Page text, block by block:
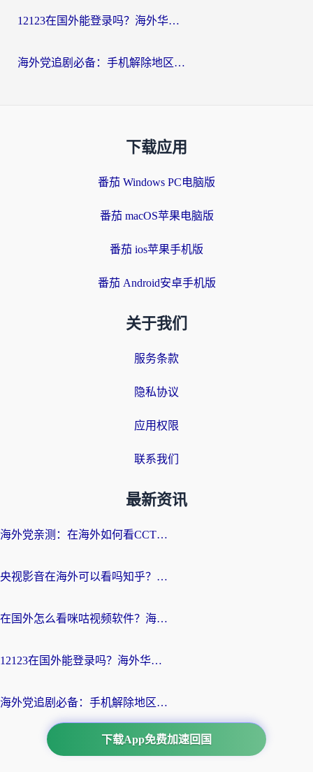
12123在国外能登录吗？海外华人必看的回国加速实用指南
海外党追剧必备：手机解除地区限制app怎么选？解决央视视频&国内剧地区限制全指南
下载应用
番茄 Windows PC电脑版
番茄 macOS苹果电脑版
番茄 ios苹果手机版
番茄 Android安卓手机版
关于我们
服务条款
隐私协议
应用权限
联系我们
最新资讯
海外党亲测：在海外如何看CCTV？告别“仅限大陆播放”的实用指南
央视影音在海外可以看吗知乎？留学生亲测：3步解决地域限制+追剧自由
在国外怎么看咪咕视频软件？海外党亲测有效的回国加速方案
12123在国外能登录吗？海外华人必看的回国加速实用指南
海外党追剧必备：手机解除地区限制app怎么选？解决央视视频&国内剧地区限制全指南
下载App免费加速回国